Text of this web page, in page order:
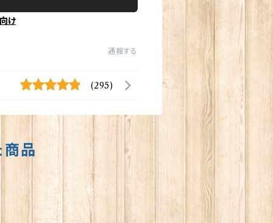
け
通報する
(295)
商品